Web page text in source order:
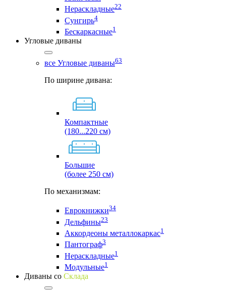
Нераскладные22
Сунгирь4
Бескаркасные1
Угловые диваны
все Угловые диваны63
По ширине дивана:
Компактные
(180...220 см)
Большие
(более 250 см)
По механизмам:
Еврокнижки34
Дельфины23
Аккордеоны металлокаркас1
Пантограф3
Нераскладные1
Модульные1
Диваны со Склада